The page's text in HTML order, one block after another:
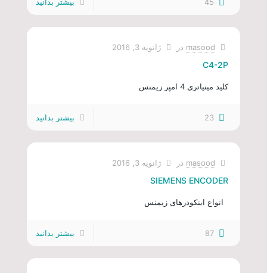
masood در ژانویه 3, 2016
C4-2P
کلید مینیاتری 4 امپر زیمنس
23 بیشتر بدانید
masood در ژانویه 3, 2016
SIEMENS ENCODER
انواع اینکودرهای زیمنس
87 بیشتر بدانید